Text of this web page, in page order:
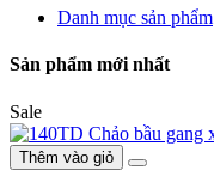
Danh mục sản phẩm
Sản phẩm mới nhất
Sale
Thêm vào giỏ